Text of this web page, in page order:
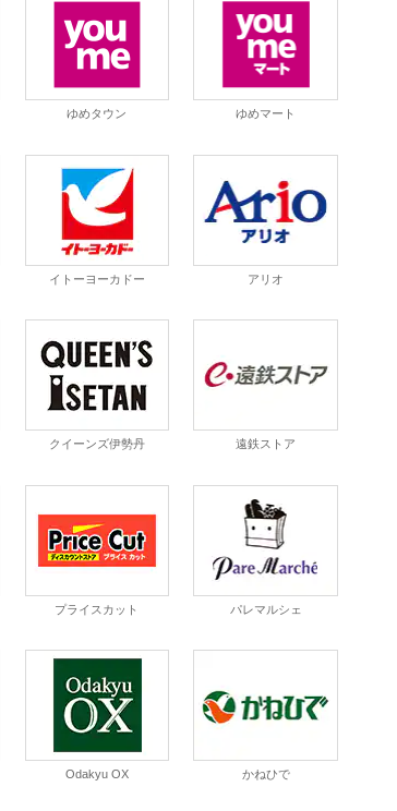
ゆめタウン ゆめマート
イトーヨーカドー アリオ
クイーンズ伊勢丹 遠鉄ストア
プライスカット パレマルシェ
Odakyu OX かねひで